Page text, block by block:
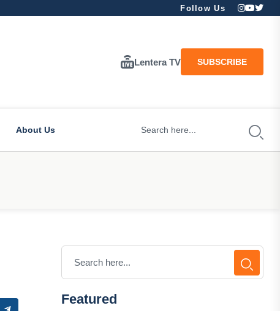
Follow Us
Lentera TV SUBSCRIBE
About Us
Featured